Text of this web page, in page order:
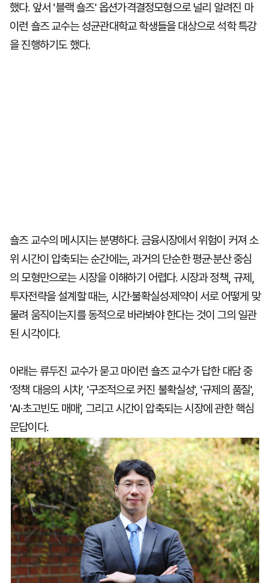
했다. 앞서 '블랙 숄즈' 옵션가격결정모형으로 널리 알려진 마
이런 숄즈 교수는 성균관대학교 학생들을 대상으로 석학 특강
을 진행하기도 했다.
숄즈 교수의 메시지는 분명하다. 금융시장에서 위험이 커져 소
위 시간이 압축되는 순간에는, 과거의 단순한 평균·분산 중심
의 모형만으로는 시장을 이해하기 어렵다. 시장과 정책, 규제,
투자전략을 설계할 때는, 시간·불확실성·제약이 서로 어떻게 맞
물려 움직이는지를 동적으로 바라봐야 한다는 것이 그의 일관
된 시각이다.
아래는 류두진 교수가 묻고 마이런 숄즈 교수가 답한 대담 중
'정책 대응의 시차', '구조적으로 커진 불확실성', '규제의 품질',
'AI·초고빈도 매매', 그리고 시간이 압축되는 시장에 관한 핵심
문답이다.